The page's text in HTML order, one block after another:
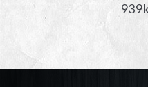
939